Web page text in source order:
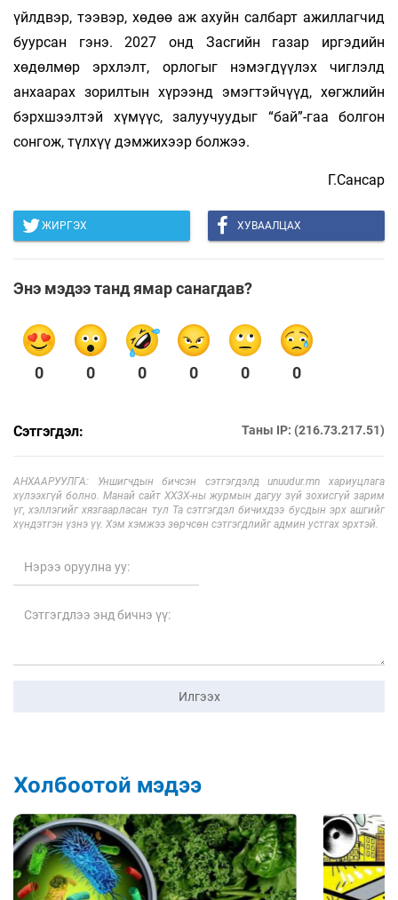
үйлдвэр, тээвэр, хөдөө аж ахуйн салбарт ажиллагчид
буурсан гэнэ. 2027 онд Засгийн газар иргэдийн
хөдөлмөр эрхлэлт, орлогыг нэмэгдүүлэх чиглэлд
анхаарах зорилтын хүрээнд эмэгтэйчүүд, хөгжлийн
бэрхшээлтэй хүмүүс, залуучуудыг “бай”-гаа болгон
сонгож, түлхүү дэмжихээр болжээ.
Г.Сансар
ЖИРГЭХ ХУВААЛЦАХ
Энэ мэдээ танд ямар санагдав?
0 0 0 0 0 0
Сэтгэгдэл: Таны IP: (216.73.217.51)
АНХААРУУЛГА: Уншигчдын бичсэн сэтгэгдэлд unuudur.mn хариуцлага
хүлээхгүй болно. Манай сайт ХХЗХ-ны журмын дагуу зүй зохисгүй зарим
үг, хэллэгийг хязгаарласан тул Та сэтгэгдэл бичихдээ бусдын эрх ашгийг
хүндэтгэн үзнэ үү. Хэм хэмжээ зөрчсөн сэтгэгдлийг админ устгах эрхтэй.
Илгээх
Холбоотой мэдээ